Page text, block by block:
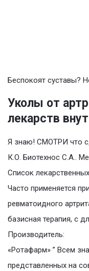
Беспокоят суставы?
Уколы от
лекарств
Я знаю! СМОТРИ что
К.О. Биотехнос С.А..
Список
Часто применяется
ревматоидного
базисная терапия, с
Производитель:
«Ротафарм» ” Всем
представленных на